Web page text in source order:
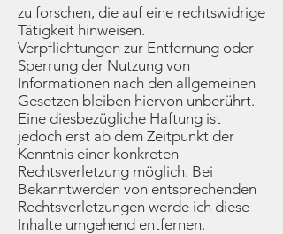
zu forschen, die auf eine rechtswidrige
Tätigkeit hinweisen.
Verpflichtungen zur Entfernung oder
Sperrung der Nutzung von
Informationen nach den allgemeinen
Gesetzen bleiben hiervon unberührt.
Eine diesbezügliche Haftung ist
jedoch erst ab dem Zeitpunkt der
Kenntnis einer konkreten
Rechtsverletzung möglich. Bei
Bekanntwerden von entsprechenden
Rechtsverletzungen werde ich diese
Inhalte umgehend entfernen.